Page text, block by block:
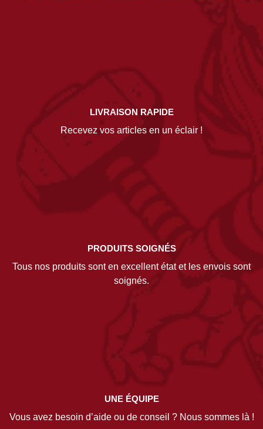
LIVRAISON RAPIDE
Recevez vos articles en un éclair !
PRODUITS SOIGNÉS
Tous nos produits sont en excellent état et les envois sont
soignés.
UNE ÉQUIPE
Vous avez besoin d’aide ou de conseil ? Nous sommes là !